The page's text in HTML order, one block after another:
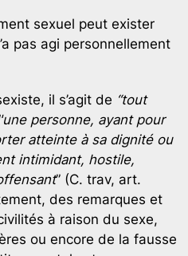
sexuel peut exister
pas agi personnellement
il s’agit de “tout
personne, ayant pour
atteinte à sa dignité ou
intimidant, hostile,
” (C. trav, art.
des remarques et
à raison du sexe,
ou encore de la fausse